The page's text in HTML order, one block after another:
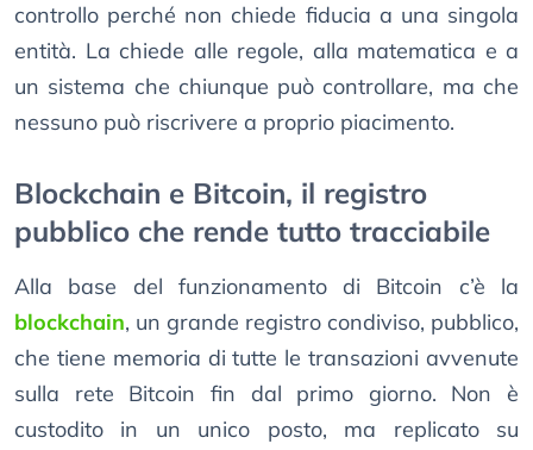
controllo perché non chiede fiducia a una singola
entità. La chiede alle regole, alla matematica e a
un sistema che chiunque può controllare, ma che
nessuno può riscrivere a proprio piacimento.
Blockchain e Bitcoin, il registro
pubblico che rende tutto tracciabile
Alla base del funzionamento di Bitcoin c’è la
blockchain, un grande registro condiviso, pubblico,
che tiene memoria di tutte le transazioni avvenute
sulla rete Bitcoin fin dal primo giorno. Non è
custodito in un unico posto, ma replicato su